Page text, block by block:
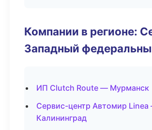
Компании в регионе:
Западный
ИП Clutch Route — Мурманск
Сервис-центр Автомир
Калининград